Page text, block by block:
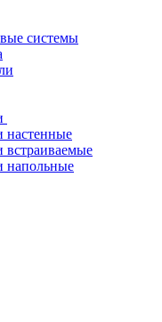
системы
настенные
встраиваемые
напольные